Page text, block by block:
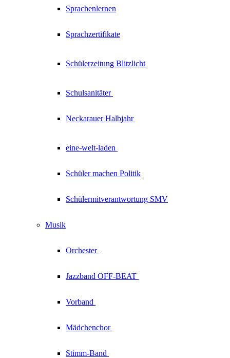
Sprachenlernen
Sprachzertifikate
Schülerzeitung Blitzlicht
Schulsanitäter
NeckarauerHalbjahr
eine-welt-laden
Schüler machen Politik
Schülermitverantwortung SMV
Musik
Orchester
Jazzband OFF-BEAT
Vorband
Mädchenchor
Stimm-Band